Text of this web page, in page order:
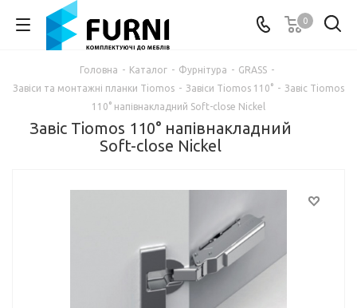
0
Головна - Каталог - Фурнітура - GRASS -
Завіси та монтажні планки Tiomos - Завіси Tiomos 110° - Завіс Tiomos
110° напівнакладний Soft-close Nickel
Завіс Tiomos 110° напівнакладний
Soft-close Nickel